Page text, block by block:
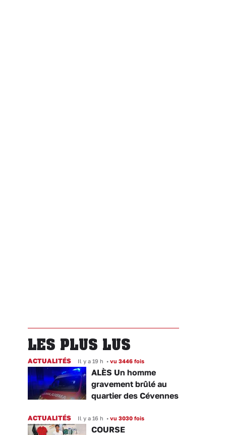
LES PLUS LUS
ACTUALITÉS Il y a 19 h • vu 3446 fois
ALÈS Un homme
gravement brûlé au
quartier des Cévennes
ACTUALITÉS Il y a 16 h • vu 3030 fois
COURSE